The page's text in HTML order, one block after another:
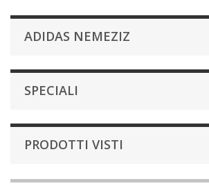
ADIDAS NEMEZIZ
SPECIALI
PRODOTTI VISTI